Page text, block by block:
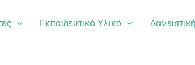
Εκπαιδευτικό Υλικό